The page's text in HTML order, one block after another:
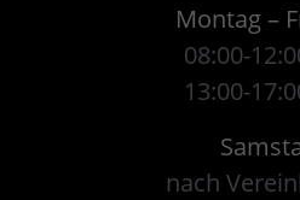
Montag –
08:00-
13:00-
nach